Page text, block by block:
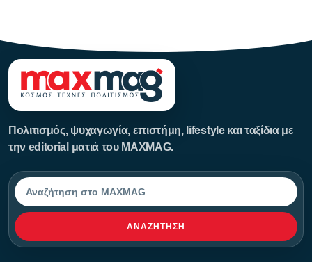
Πολιτισμός, ψυχαγωγία, επιστήμη, lifestyle και ταξίδια με
την editorial ματιά του MAXMAG.
Αναζήτηση
ΑΝΑΖΉΤΗΣΗ